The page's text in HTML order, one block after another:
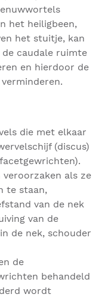
het heiligbeen,
het stuitje, kan
caudale ruimte
en hierdoor de
die met elkaar
(discus)
als ze
te staan,
van de nek
van de
de nek, schouder
de
behandeld
wordt